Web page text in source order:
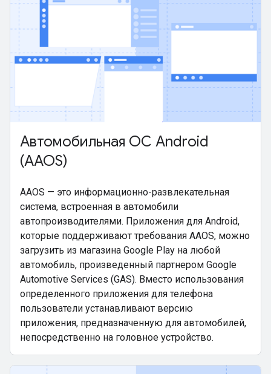
Автомобильная ОС Android
(AAOS)
AAOS — это информационно-развлекательная
система, встроенная в автомобили
автопроизводителями. Приложения для Android,
которые поддерживают требования AAOS, можно
загрузить из магазина Google Play на любой
автомобиль, произведенный партнером Google
Automotive Services (GAS). Вместо использования
определенного приложения для телефона
пользователи устанавливают версию
приложения, предназначенную для автомобилей,
непосредственно на головное устройство.